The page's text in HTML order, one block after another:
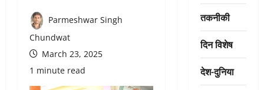
Parmeshwar Singh
Chundwat
March 23, 2025
1 minute read
तकनीकी
दिन विशेष
देश-दुनिया